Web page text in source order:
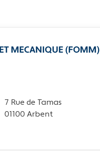
MECANIQUE (FOMM)
7 Rue de Tamas
01100 Arbent